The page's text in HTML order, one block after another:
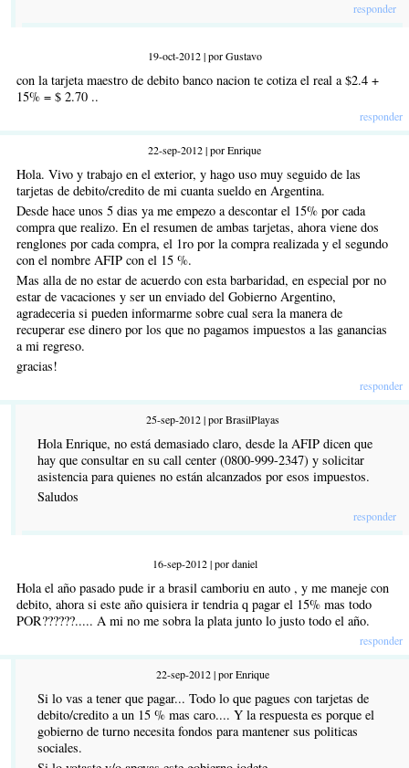
responder
19-oct-2012 | por Gustavo
con la tarjeta maestro de debito banco nacion te cotiza el real a $2.4 +
15% = $ 2.70 ..
responder
22-sep-2012 | por Enrique
Hola. Vivo y trabajo en el exterior, y hago uso muy seguido de las
tarjetas de debito/credito de mi cuanta sueldo en Argentina.
Desde hace unos 5 dias ya me empezo a descontar el 15% por cada
compra que realizo. En el resumen de ambas tarjetas, ahora viene dos
renglones por cada compra, el 1ro por la compra realizada y el segundo
con el nombre AFIP con el 15 %.
Mas alla de no estar de acuerdo con esta barbaridad, en especial por no
estar de vacaciones y ser un enviado del Gobierno Argentino,
agradeceria si pueden informarme sobre cual sera la manera de
recuperar ese dinero por los que no pagamos impuestos a las ganancias
a mi regreso.
gracias!
responder
25-sep-2012 | por BrasilPlayas
Hola Enrique, no está demasiado claro, desde la AFIP dicen que
hay que consultar en su call center (0800-999-2347) y solicitar
asistencia para quienes no están alcanzados por esos impuestos.
Saludos
responder
16-sep-2012 | por daniel
Hola el año pasado pude ir a brasil camboriu en auto , y me maneje con
debito, ahora si este año quisiera ir tendria q pagar el 15% mas todo
POR??????..... A mi no me sobra la plata junto lo justo todo el año.
responder
22-sep-2012 | por Enrique
Si lo vas a tener que pagar... Todo lo que pagues con tarjetas de
debito/credito a un 15 % mas caro.... Y la respuesta es porque el
gobierno de turno necesita fondos para mantener sus politicas
sociales.